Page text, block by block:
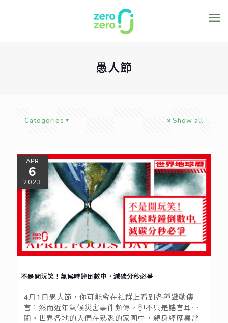
愚人節
Categories Show all
APR
6
2023
不是開玩笑！氣候時鐘倒數中，減碳分秒必爭
4月1日愚人節，你可能會在社群上看到各種聳動傳
言；然而近年氣候災害事件頻傳，卻不只是謠言耳
聞。世界各地的人們在熟悉的家園中，親身經歷異常